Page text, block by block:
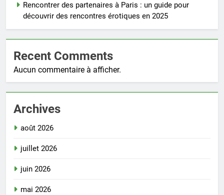
Rencontrer des partenaires à Paris : un guide pour
découvrir des rencontres érotiques en 2025
Recent Comments
Aucun commentaire à afficher.
Archives
août 2026
juillet 2026
juin 2026
mai 2026